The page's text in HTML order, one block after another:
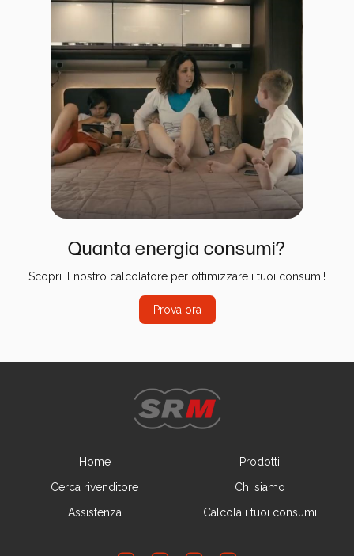
Quanta energia consumi?
Scopri il nostro calcolatore per ottimizzare i tuoi consumi!
Prova ora
Home
Prodotti
Cerca rivenditore
Chi siamo
Assistenza
Calcola i tuoi consumi